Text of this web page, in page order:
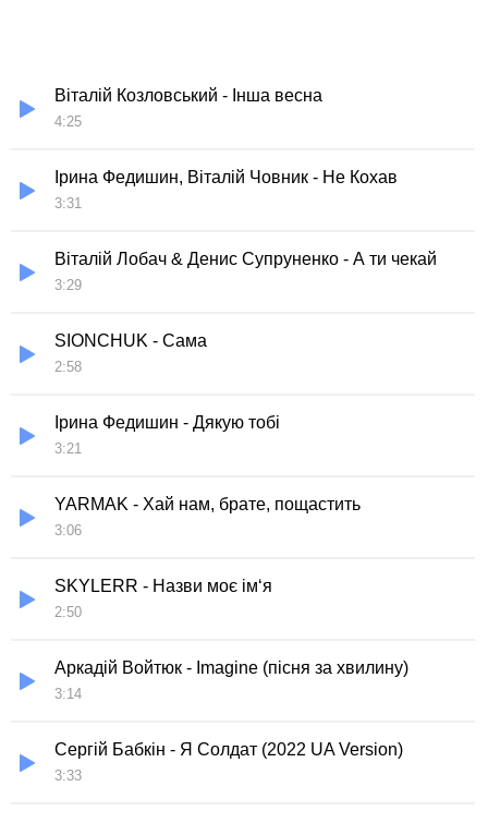
Віталій Козловський - Інша весна
4:25
Ірина Федишин, Віталій Човник - Не Кохав
3:31
Віталій Лобач & Денис Супруненко - А ти чекай
3:29
SIONCHUK - Сама
2:58
Ірина Федишин - Дякую тобі
3:21
YARMAK - Хай нам, брате, пощастить
3:06
SKYLERR - Назви моє ім‘я
2:50
Аркадій Войтюк - Imagine (пісня за хвилину)
3:14
Сергій Бабкін - Я Солдат (2022 UA Version)
3:33